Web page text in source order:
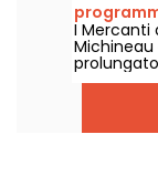
I Mercanti
gennaio